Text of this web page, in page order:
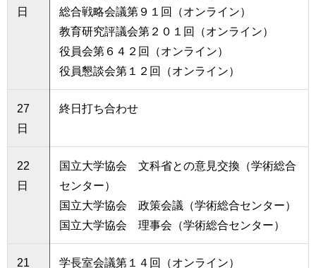
日
総合戦略会議第９１回（オンライン）
教育研究評議会第２０１回（オンライン）
役員会第６４２回（オンライン）
役員懇談会第１２回（オンライン）
27
日
終日打ち合わせ
22
日
国立大学協会 文科省との意見交換（学術総合
センター）
国立大学協会 政策会議（学術総合センター）
国立大学協会 理事会（学術総合センター）
21 学長室会議第１４回（オンライン）